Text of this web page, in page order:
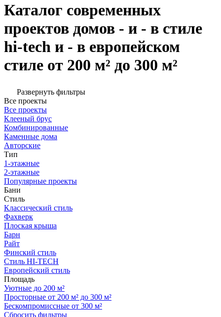
Каталог современных
проектов домов - и - в стиле
hi-tech и - в европейском
стиле от 200 м² до 300 м²
Развернуть фильтры
Все проекты
Все проекты
Клееный брус
Комбинированные
Каменные дома
Авторские
Тип
1-этажные
2-этажные
Популярные проекты
Бани
Стиль
Классический стиль
Фахверк
Плоская крыша
Барн
Райт
Финский стиль
Стиль HI-TECH
Европейский стиль
Площадь
Уютные до 200 м²
Просторные от 200 м² до 300 м²
Бескомпромиссные от 300 м²
Сбросить фильтры